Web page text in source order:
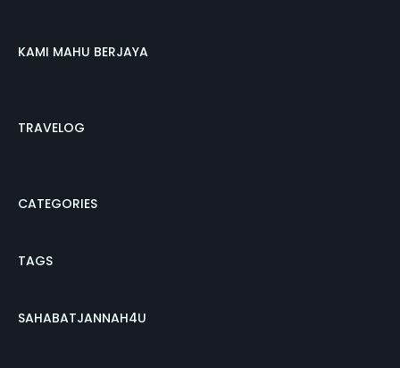
KAMI MAHU BERJAYA
TRAVELOG
CATEGORIES
TAGS
SAHABATJANNAH4U